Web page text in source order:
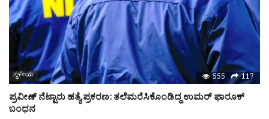
ಸ್ಥಳೀಯ 555 117
ಪ್ರವೀಣ್‌ ನೆಟ್ಟಾರು ಹತ್ಯೆ ಪ್ರಕರಣ: ತಲೆಮರೆಸಿಕೊಂಡಿದ್ದ ಉಮರ್‌ ಫಾರೂಕ್‌
ಬಂಧನ